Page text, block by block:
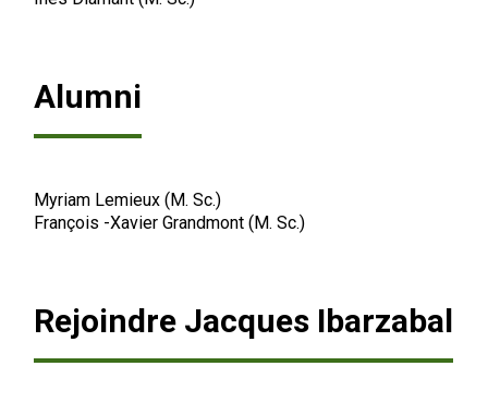
Alumni
Myriam Lemieux (M. Sc.)
François -Xavier Grandmont (M. Sc.)
Rejoindre Jacques Ibarzabal
Recherche